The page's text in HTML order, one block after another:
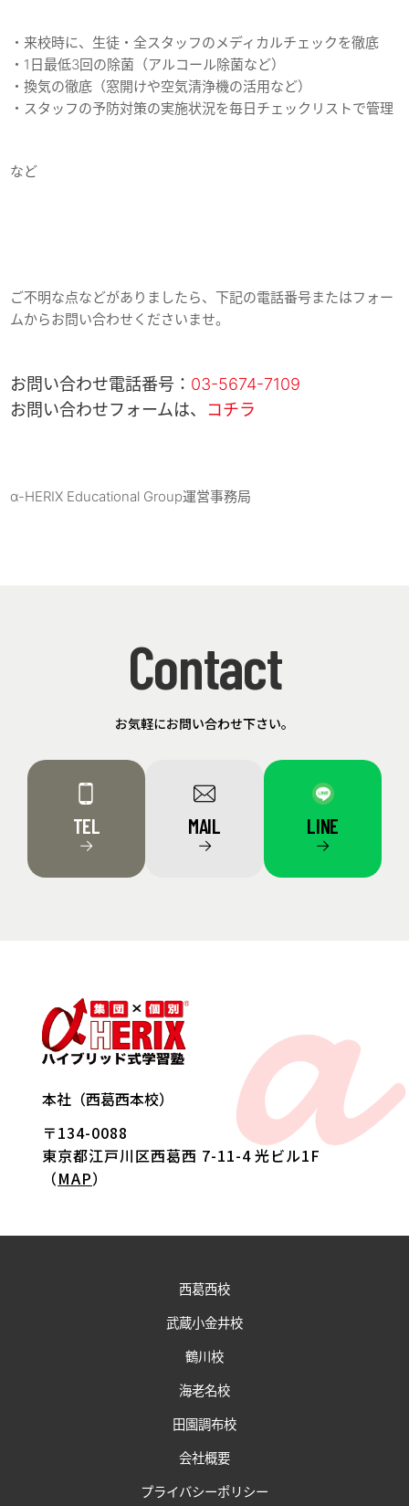
・来校時に、生徒・全スタッフのメディカルチェックを徹底
・1日最低3回の除菌（アルコール除菌など）
・換気の徹底（窓開けや空気清浄機の活用など）
・スタッフの予防対策の実施状況を毎日チェックリストで管理
など
ご不明な点などがありましたら、下記の電話番号またはフォー
ムからお問い合わせくださいませ。
お問い合わせ電話番号： 03-5674-7109
お問い合わせフォームは、 コチラ
α-HERIX Educational Group運営事務局
Contact
お気軽にお問い合わせ下さい。
TEL
→
MAIL
→
LINE
→
本社（西葛西本校）
〒134-0088
東京都江戸川区西葛西 7-11-4 光ビル1F
（MAP） a
西葛西校
武蔵小金井校
鶴川校
海老名校
田園調布校
会社概要
プライバシーポリシー